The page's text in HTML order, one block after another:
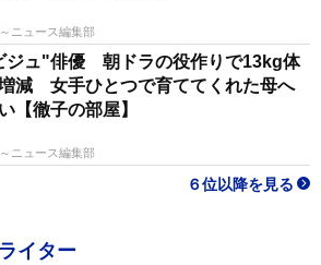
ニュース編集部
ジュ"俳優 朝ドラの役作りで13kg体
減 女手ひとつで育ててくれた母へ
【徹子の部屋】
ニュース編集部
６位以降を見る
イター